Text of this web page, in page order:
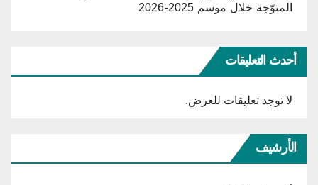
المتوّجة خلال موسم 2025-2026
أحدث التعليقات
لا توجد تعليقات للعرض.
الأرشيف